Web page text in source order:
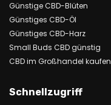
Günstige CBD-Blüten
Günstiges CBD-Öl
Günstiges CBD-Harz
Small Buds CBD günstig
CBD im Großhandel kaufen
Schnellzugriff